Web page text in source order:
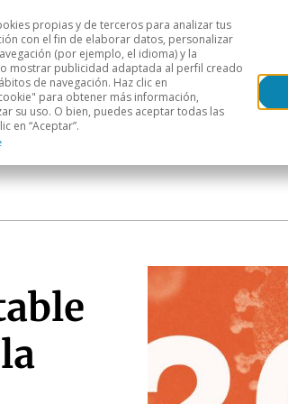
Áreas geográficas
propias y de terceros para analizar tus
con el fin de elaborar datos, personalizar
(por ejemplo, el idioma) y la
mostrar publicidad adaptada al perfil creado
de navegación. Haz clic en
para obtener más información,
su uso. O bien, puedes aceptar todas las
en “Aceptar”.